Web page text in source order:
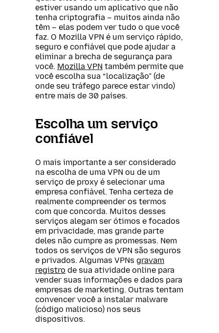
estiver usando um aplicativo que não
tenha criptografia – muitos ainda não
têm – elas podem ver tudo o que você
faz. O Mozilla VPN é um serviço rápido,
seguro e confiável que pode ajudar a
eliminar a brecha de segurança para
você. Mozilla VPN também permite que
você escolha sua “localização” (de
onde seu tráfego parece estar vindo)
entre mais de 30 países.
Escolha um serviço
confiável
O mais importante a ser considerado
na escolha de uma VPN ou de um
serviço de proxy é selecionar uma
empresa confiável. Tenha certeza de
realmente compreender os termos
com que concorda. Muitos desses
serviços alegam ser ótimos e focados
em privacidade, mas grande parte
deles não cumpre as promessas. Nem
todos os serviços de VPN são seguros
e privados. Algumas VPNs gravam
registro de sua atividade online para
vender suas informações e dados para
empresas de marketing. Outras tentam
convencer você a instalar malware
(código malicioso) nos seus
dispositivos.